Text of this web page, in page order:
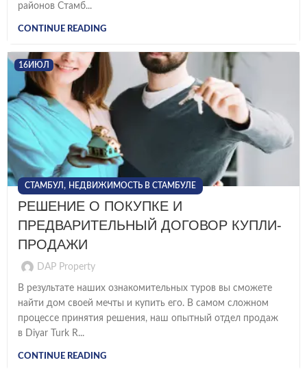
районов Стамб...
CONTINUE READING
16ИЮЛ
СТАМБУЛ , НЕДВИЖИМОСТЬ В СТАМБУЛЕ
РЕШЕНИЕ О ПОКУПКЕ И
ПРЕДВАРИТЕЛЬНЫЙ ДОГОВОР КУПЛИ-
ПРОДАЖИ
DAP Property
В результате наших ознакомительных туров вы сможете
найти дом своей мечты и купить его. В самом сложном
процессе принятия решения, наш опытный отдел продаж
в Diyar Turk R...
CONTINUE READING